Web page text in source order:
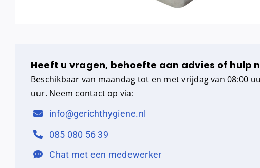
Heeft u vragen, behoefte aan advies of hulp
Beschikbaar van maandag tot en met vrijdag van 08:00
uur. Neem contact op via:
info@gerichthygiene.nl
085 080 56 39
Chat met een medewerker